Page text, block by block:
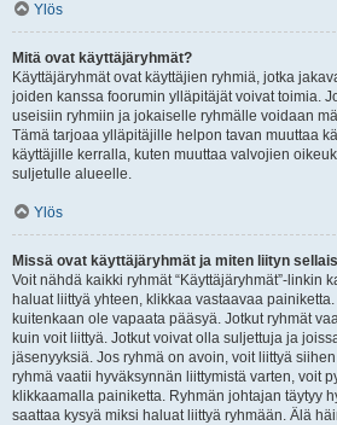
Ylös
Mitä ovat käyttäjäryhmät?
Käyttäjäryhmät ovat käyttäjien ryhmiä, jotka
joiden kanssa foorumin ylläpitäjät voivat toimia.
useisiin ryhmiin ja jokaiselle ryhmälle voidaan
Tämä tarjoaa ylläpitäjille helpon tavan muuttaa
käyttäjille kerralla, kuten muuttaa valvojien
suljetulle alueelle.
Ylös
Missä ovat käyttäjäryhmät ja miten liityn
Voit nähdä kaikki ryhmät “Käyttäjäryhmät”-linkin
haluat liittyä yhteen, klikkaa vastaavaa
kuitenkaan ole vapaata pääsyä. Jotkut ryhmät
kuin voit liittyä. Jotkut voivat olla suljettuja ja
jäsenyyksiä. Jos ryhmä on avoin, voit liittyä
ryhmä vaatii hyväksynnän liittymistä varten, voit
klikkaamalla painiketta. Ryhmän johtajan täytyy
saattaa kysyä miksi haluat liittyä ryhmään. Älä